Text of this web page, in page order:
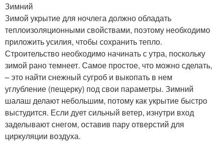
Зимний
Зимой укрытие для ночлега должно обладать
теплоизоляционными свойствами, поэтому необходимо
приложить усилия, чтобы сохранить тепло.
Строительство необходимо начинать с утра, поскольку
зимой рано темнеет. Самое простое, что можно сделать,
– это найти снежный сугроб и выкопать в нем
углубление (пещерку) под свои параметры. Зимний
шалаш делают небольшим, потому как укрытие быстро
выстудится. Если дует сильный ветер, изнутри вход
заделывают снегом, оставив пару отверстий для
циркуляции воздуха.